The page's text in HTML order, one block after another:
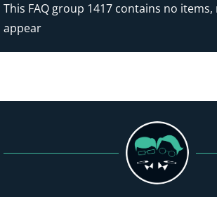
This FAQ group 1417 contains no
appear